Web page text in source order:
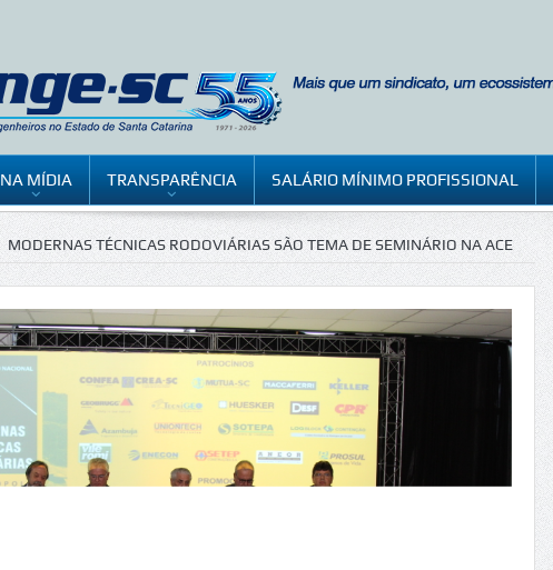
NA MÍDIA TRANSPARÊNCIA SALÁRIO MÍNIMO PROFISSIONAL
MODERNAS TÉCNICAS RODOVIÁRIAS SÃO TEMA DE SEMINÁRIO NA ACE